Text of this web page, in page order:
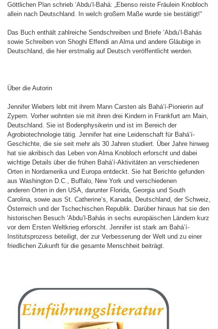
Göttlichen Plan schrieb ‘Abdu’l-Bahá: „Ebenso reiste Fräulein Knobloch
allein nach Deutschland. In welch großem Maße wurde sie bestätigt!“
Das Buch enthält zahlreiche Sendschreiben und Briefe ‘Abdu’l-Bahás
sowie Schreiben von Shoghi Effendi an Alma und andere Gläubige in
Deutschland, die hier erstmalig auf Deutsch veröffentlicht werden.
Über die Autorin
Jennifer Wiebers lebt mit ihrem Mann Carsten als Bahá‘í-Pionierin auf
Zypern. Vorher wohnten sie mit ihren drei Kindern in Frankfurt am Main,
Deutschland. Sie ist Bodenphysikerin und ist im Bereich der
Agrobiotechnologie tätig. Jennifer hat eine Leidenschaft für Bahá’í-
Geschichte, die sie seit mehr als 30 Jahren studiert. Über Jahre hinweg
hat sie akribisch das Leben von Alma Knobloch erforscht und dabei
wichtige Details über die frühen Bahá’í-Aktivitäten an verschiedenen
Orten in Nordamerika und Europa entdeckt. Sie hat Berichte gefunden
aus Washington D.C., Buffalo, New York und verschiedenen
anderen Orten in den USA, darunter Florida, Georgia und South
Carolina, sowie aus St. Catherine‘s, Kanada, Deutschland, der Schweiz,
Österreich und der Tschechischen Republik. Darüber hinaus hat sie den
historischen Besuch ‘Abdu’l-Bahás in sechs europäischen Ländern kurz
vor dem Ersten Weltkrieg erforscht. Jennifer ist stark am Bahá’í-
Institutsprozess beteiligt, der zur Verbesserung der Welt und zu einer
friedlichen Zukunft für die gesamte Menschheit beiträgt.